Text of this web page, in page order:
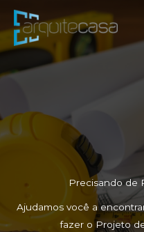
para
Precisando de
Ajudamos você a
fazer o Projeto